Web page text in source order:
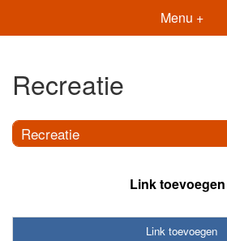
Menu +
Recreatie
Recreatie
Link toevoegen
Link toevoegen